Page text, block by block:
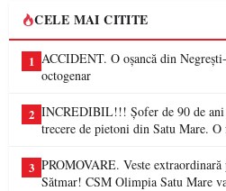
CELE MAI CITITE
1 ACCIDENT. O oșancă din
octogenar
2 INCREDIBIL!!! Șofer de 90 de ani
trecere de pietoni din Satu Mare.
3 PROMOVARE. Veste
Sătmar! CSM Olimpia Satu Mare